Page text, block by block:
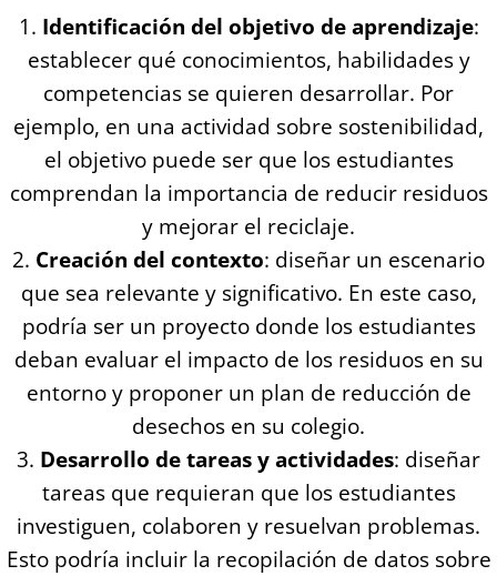
Identificación del objetivo de aprendizaje:
establecer qué conocimientos, habilidades y
competencias se quieren desarrollar. Por
ejemplo, en una actividad sobre sostenibilidad,
el objetivo puede ser que los estudiantes
comprendan la importancia de reducir residuos
y mejorar el reciclaje.
Creación del contexto: diseñar un escenario
que sea relevante y significativo. En este caso,
podría ser un proyecto donde los estudiantes
deban evaluar el impacto de los residuos en su
entorno y proponer un plan de reducción de
desechos en su colegio.
Desarrollo de tareas y actividades: diseñar
tareas que requieran que los estudiantes
investiguen, colaboren y resuelvan problemas.
Esto podría incluir la recopilación de datos sobre